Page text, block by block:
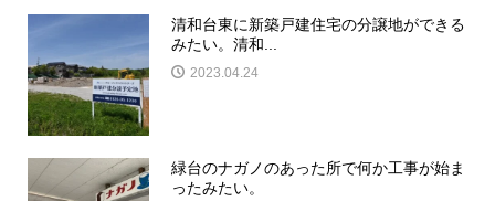
清和台東に新築戸建住宅の分譲地ができる
みたい。清和...
2023.04.24
緑台のナガノのあった所で何か工事が始ま
ったみたい。